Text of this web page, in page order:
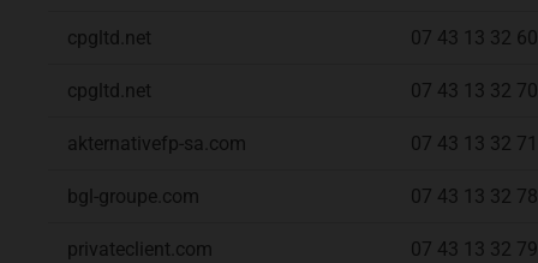
cpgltd.net 07 43 13 32 60
cpgltd.net 07 43 13 32 70
akternativefp-sa.com 07 43 13 32 71
bgl-groupe.com 07 43 13 32 78
privateclient.com 07 43 13 32 79